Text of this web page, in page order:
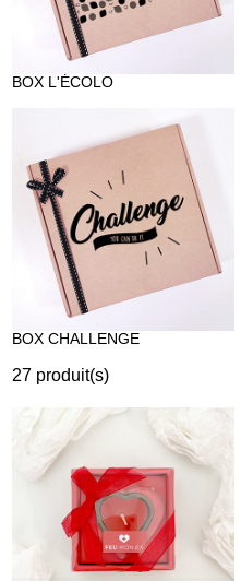
BOX L'ÉCOLO
BOX CHALLENGE
27 produit(s)